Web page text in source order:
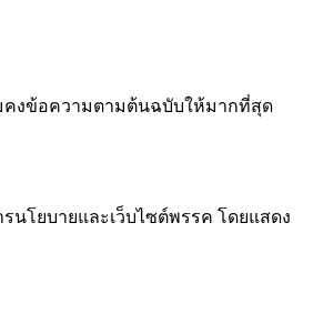
คงข้อความตามต้นฉบับให้มากที่สุด
โยบายและเว็บไซต์พรรค โดยแสดง